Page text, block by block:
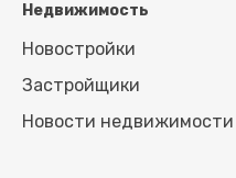
Недвижимость
Новостройки
Застройщики
Новости недвижимости